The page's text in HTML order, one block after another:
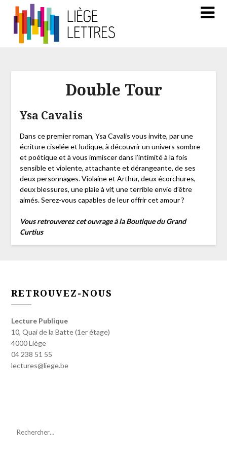
Double Tour
Ysa Cavalis
Dans ce premier roman, Ysa Cavalis vous invite, par une
écriture ciselée et ludique, à découvrir un univers sombre
et poétique et à vous immiscer dans l’intimité à la fois
sensible et violente, attachante et dérangeante, de ses
deux personnages. Violaine et Arthur, deux écorchures,
deux blessures, une plaie à vif, une terrible envie d’être
aimés. Serez-vous capables de leur offrir cet amour ?
Vous retrouverez cet ouvrage à la Boutique du Grand
Curtius
RETROUVEZ-NOUS
Lecture Publique
10, Quai de la Batte (1er étage)
4000 Liège
04 238 51 55
lectures@liege.be